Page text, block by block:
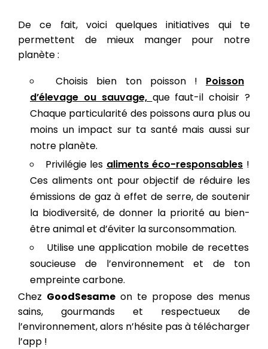
De ce fait, voici quelques initiatives qui te
permettent de mieux manger pour notre
planète :
Choisis bien ton poisson ! Poisson
d’élevage ou sauvage, que faut-il choisir ?
Chaque particularité des poissons aura plus ou
moins un impact sur ta santé mais aussi sur
notre planète.
Privilégie les aliments éco-responsables !
Ces aliments ont pour objectif de réduire les
émissions de gaz à effet de serre, de soutenir
la biodiversité, de donner la priorité au bien-
être animal et d’éviter la surconsommation.
Utilise une application mobile de recettes
soucieuse de l’environnement et de ton
empreinte carbone.
Chez GoodSesame on te propose des menus
sains, gourmands et respectueux de
l’environnement, alors n’hésite pas à télécharger
l’app !